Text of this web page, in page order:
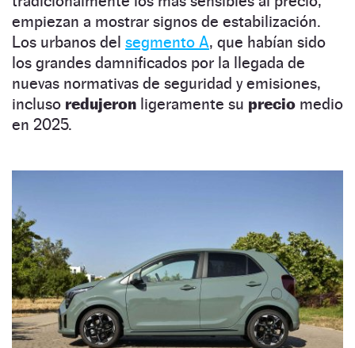
empiezan a mostrar signos de estabilización.
Los urbanos del segmento A, que habían sido
los grandes damnificados por la llegada de
nuevas normativas de seguridad y emisiones,
incluso redujeron ligeramente su precio medio
en 2025.